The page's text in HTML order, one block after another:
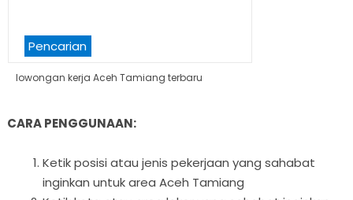
Pencarian
lowongan kerja Aceh Tamiang terbaru
CARA PENGGUNAAN:
Ketik posisi atau jenis pekerjaan yang sahabat
inginkan untuk area Aceh Tamiang